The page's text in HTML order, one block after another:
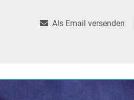
Als Email versenden